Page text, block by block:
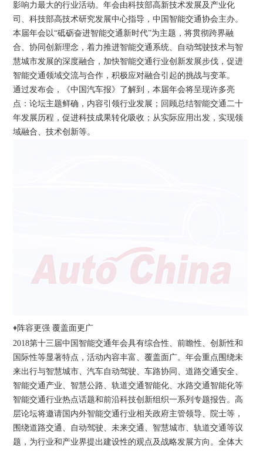
影响力最大的行业活动。年会由科技部高新技术发展及产业化
司、科技部高技术研究发展中心指导，中国智能交通协会主办。
本届年会以“砥砺奋进智能交通新时代”为主题，将贯彻跨界融
合、协同创新理念，着力推进智能交通系统、自动驾驶技术与智
慧城市发展的深度融合，加快智能交通行业创新发展步伐，促进
智能交通领域交流与合作，积极应对融合引起的挑战与变革。
通过发布会，《中国汽车报》了解到，本届年会将呈现许多亮
点：论坛主题鲜确，内容引领行业发展；回顾总结智能交通二十
年发展历程，促进科技成果转化吸收；从实际应用出发，实现领
域融合、技术创新等。
♦阵容更强 覆盖面更广
2018第十三届中国智能交通年会具有综合性、前瞻性、创新性和
国际性等显著特点，活动内容丰富、覆盖面广。年会重点围绕未
来出行与智慧城市、汽车自动驾驶、车路协同、道路交通安全、
智能交通产业、智慧公路、轨道交通智能化、水路交通智能化等
智能交通行业热点话题和前沿科技创新组织一系列专题报告。高
层论坛将邀请国内外智能交通行业相关政府主管领导、院士等，
围绕道路交通、自动驾驶、未来交通、智慧城市、轨道交通等议
题，为行业和产业界提出建设性的观点及战略发展方向。全体大